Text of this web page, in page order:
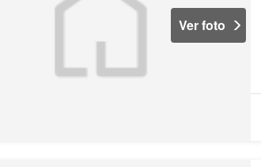
Ver foto